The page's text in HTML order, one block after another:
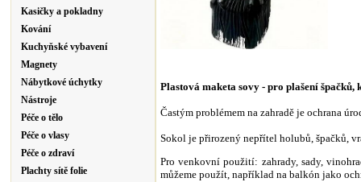
Kasičky a pokladny
Kování
Kuchyňské vybavení
Magnety
Nábytkové úchytky
Nástroje
Péče o tělo
Péče o vlasy
Péče o zdraví
Plachty sítě folie
Plastová maketa sovy - pro plašení špačků,
Častým problémem na zahradě je ochrana
Sokol je přirozený nepřítel holubů, špačků,
Pro venkovní použití: zahrady, sady,
můžeme použít, například na balkón jako